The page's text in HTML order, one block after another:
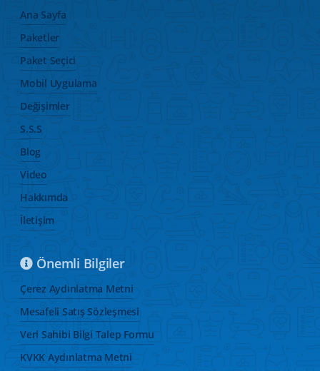
Ana Sayfa
Paketler
Paket Seçici
Mobil Uygulama
Değişimler
S.S.S
Blog
Video
Hakkımda
İletişim
Önemli Bilgiler
Çerez Aydınlatma Metni
Mesafeli Satış Sözleşmesi
Veri Sahibi Bilgi Talep Formu
KVKK Aydınlatma Metni